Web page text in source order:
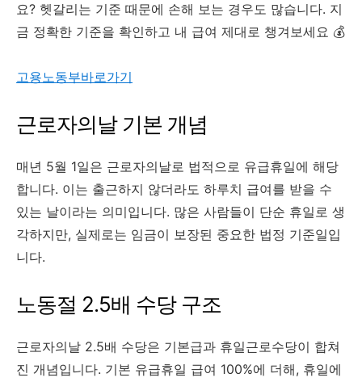
요? 헷갈리는 기준 때문에 손해 보는 경우도 많습니다. 지
금 정확한 기준을 확인하고 내 급여 제대로 챙겨보세요 💰
고용노동부바로가기
근로자의날 기본 개념
매년 5월 1일은 근로자의날로 법적으로 유급휴일에 해당
합니다. 이는 출근하지 않더라도 하루치 급여를 받을 수
있는 날이라는 의미입니다. 많은 사람들이 단순 휴일로 생
각하지만, 실제로는 임금이 보장된 중요한 법정 기준일입
니다.
노동절 2.5배 수당 구조
근로자의날 2.5배 수당은 기본급과 휴일근로수당이 합쳐
진 개념입니다. 기본 유급휴일 급여 100%에 더해, 휴일에